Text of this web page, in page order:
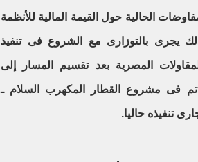
الحالية حول القيمة المالية للأنظمة
ذلك يجرى بالتوزارى مع الشروع فى تنفيذ
المصرية بعد تقسيم المسار إلى
فى مشروع القطار المكهرب السلام ـ
تنفيذه حاليا.